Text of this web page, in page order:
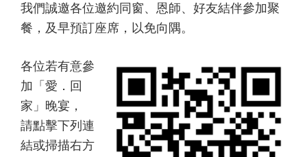
我們誠邀各位邀約同窗、恩師、好友結伴參加聚
餐，及早預訂座席，以免向隅。
各位若有意參
加「愛．回
家」晚宴，
請點擊下列連
結或掃描右方